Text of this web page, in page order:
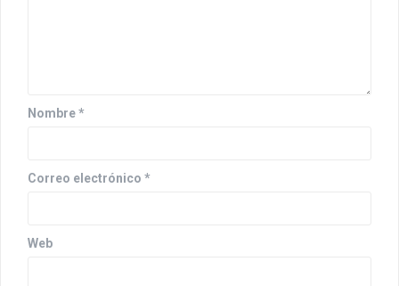
t
a
a
Nombre*
Correo electrónico *
Web